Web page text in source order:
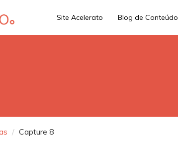
Site Acelerato Blog de Conteúdo
Capture 8